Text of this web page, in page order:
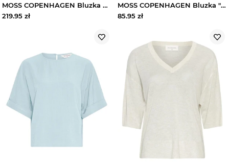
MOSS COPENHAGEN Bluzka w kolorze białym rozmiar: XS / S
219.95 zł
MOSS COPENHAGEN Bluzka "Sandeline" w kolorze granatowym rozmiar: XS / S
85.95 zł